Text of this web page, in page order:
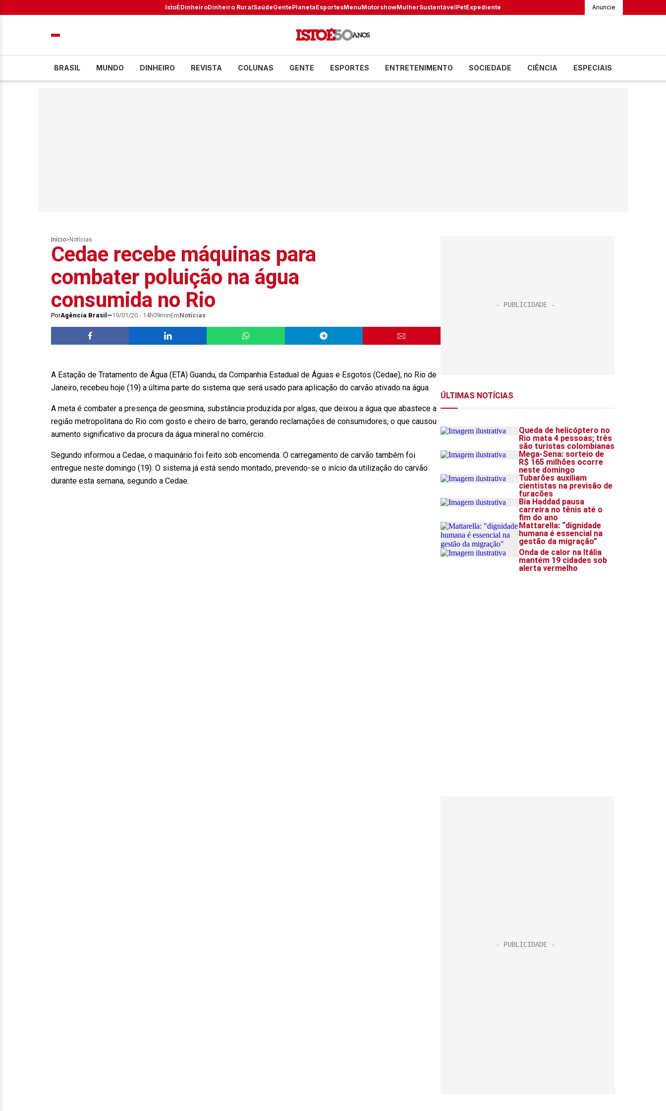
IstoÉDinheiroDinheiro RuralSaúdeGentePlanetaEsportesMenuMotorshowMulherSustentávelPetExpediente Anuncie
BRASIL MUNDO DINHEIRO REVISTA COLUNAS GENTE ESPORTES ENTRETENIMENTO SOCIEDADE CIÊNCIA ESPECIAIS
Início> Notícias
Cedae recebe máquinas para
combater poluição na água
consumida no Rio
PorAgência Brasil 19/01/20 - 14h09minEmNotícias
A Estação de Tratamento de Água (ETA) Guandu, da Companhia Estadual de Águas e Esgotos (Cedae), no Rio de
Janeiro, recebeu hoje (19) a última parte do sistema que será usado para aplicação do carvão ativado na água.
A meta é combater a presença de geosmina, substância produzida por algas, que deixou a água que abastece a
região metropolitana do Rio com gosto e cheiro de barro, gerando reclamações de consumidores, o que causou
aumento significativo da procura da água mineral no comércio.
Segundo informou a Cedae, o maquinário foi feito sob encomenda. O carregamento de carvão também foi
entregue neste domingo (19). O sistema já está sendo montado, prevendo-se o início da utilização do carvão
durante esta semana, segundo a Cedae.